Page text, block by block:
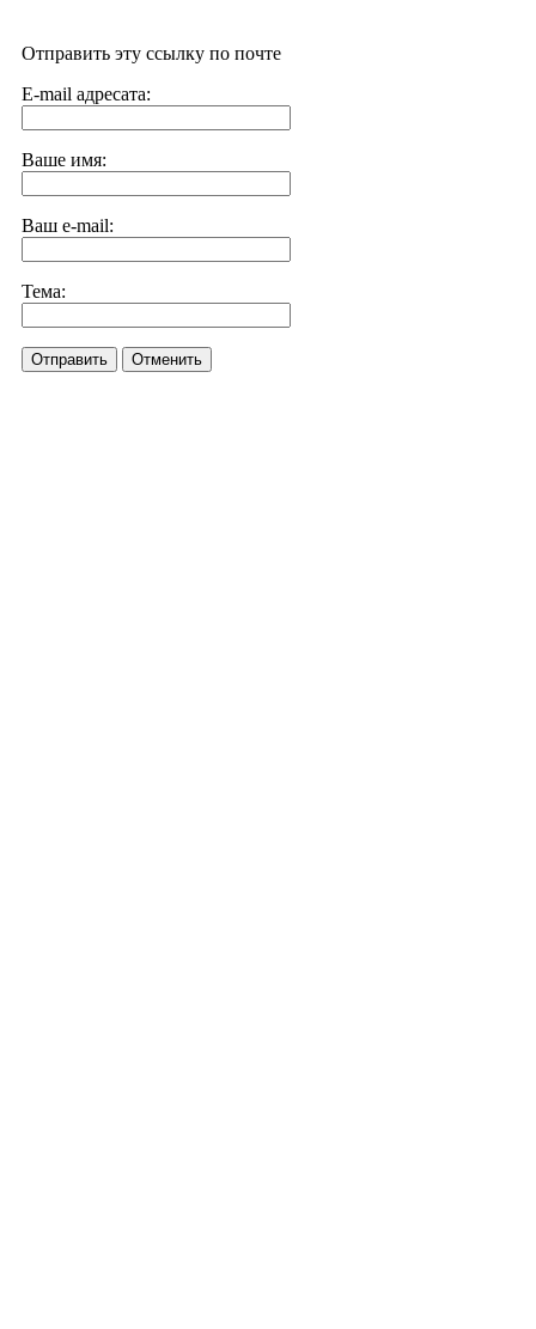
Отправить эту ссылку по почте
E-mail адресата:
Ваше имя:
Ваш e-mail:
Тема:
Отправить Отменить